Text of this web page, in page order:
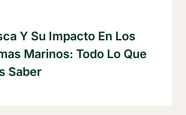
Y Su Impacto En Los
Marinos: Todo Lo Que
Saber